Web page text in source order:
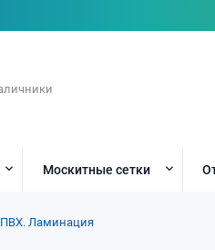
Москитные сетки
ПВХ. Ламинация